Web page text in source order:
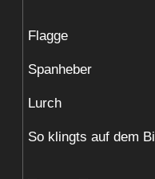
Flagge
Spanheber
Lurch
So klingts auf dem